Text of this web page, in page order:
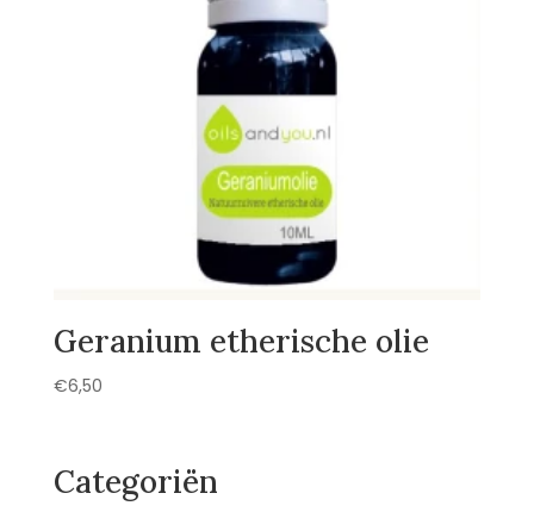
Geranium etherische olie
€6,50
Categoriën